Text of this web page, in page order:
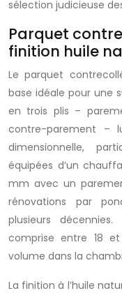
sélection judicieuse
Parquet
finition huile
Le parquet
base idéale pour une
en trois plis –
contre-parement –
dimensionnelle,
équipées d’un
mm avec un
rénovations par
plusieurs
comprise entre 18
volume dans la
La finition à l’huile